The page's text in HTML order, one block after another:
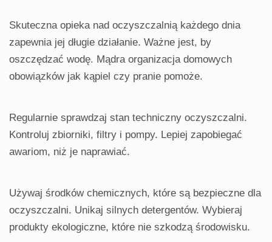
Skuteczna opieka nad oczyszczalnią każdego dnia
zapewnia jej długie działanie. Ważne jest, by
oszczędzać wodę. Mądra organizacja domowych
obowiązków jak kąpiel czy pranie pomoże.
Regularnie sprawdzaj stan techniczny oczyszczalni.
Kontroluj zbiorniki, filtry i pompy. Lepiej zapobiegać
awariom, niż je naprawiać.
Używaj środków chemicznych, które są bezpieczne dla
oczyszczalni. Unikaj silnych detergentów. Wybieraj
produkty ekologiczne, które nie szkodzą środowisku.